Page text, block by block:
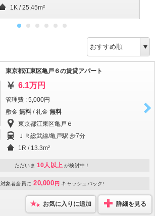
1K / 25.45m²
東京都江東区亀戸６の賃貸アパート
6.1万円
管理費 : 5,000円
敷金 無料 / 礼金 無料
東京都江東区亀戸６
ＪＲ総武線/亀戸駅 歩7分
1R / 13.3m²
ただいま 10人以上 が検討中！
対象者全員に 20,000 円 キャッシュバック!
お気に入りに追加 詳細を見る